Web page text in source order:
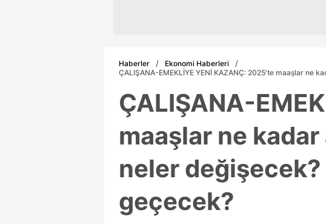
Haberler
Ekonomi Haberleri
ÇALIŞANA-EMEKLİYE YENİ KAZANÇ: 2025'te maaşlar ne
ÇALIŞANA-
maaşlar ne
neler
geçecek?